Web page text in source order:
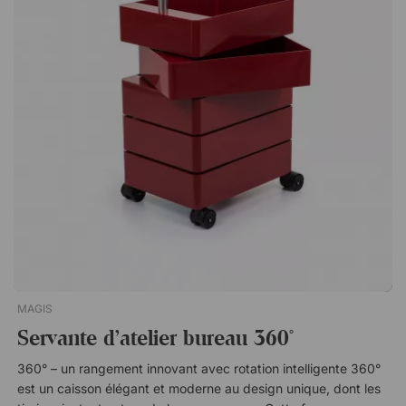
par exemple lors du nettoyage ou du réaménagement. Les
roulettes sont également équipées d’un frein, ce qui permet au
caisson de rester bien en place lorsque vous souhaitez qu’il
soit totalement stable. Spécifications : Verrouillage centralisé
avec clé incluse. Roulettes noires, dont les deux avant sont
verrouillables. Tiroirs sans aménagement intérieur – tiroirs
spacieux offrant un grand espace de rangement.Boxer est un
caisson élégant doté de trois tiroirs spacieux qui peuvent être
verrouillés pour garantir un rangement en toute sécurité.
Comme Boxer est équipé de roulettes, il est facile à déplacer
dans le bureau. Trois tiroirs verrouillables avec fermeture
MAGIS
Servante d'atelier bureau 360˚
360° – un rangement innovant avec rotation intelligente 360°
est un caisson élégant et moderne au design unique, dont les